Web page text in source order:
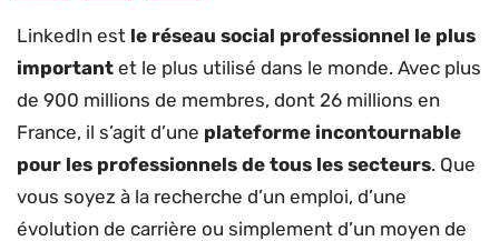
LinkedIn est le réseau social professionnel le plus
important et le plus utilisé dans le monde. Avec plus
de 900 millions de membres, dont 26 millions en
France, il s’agit d’une plateforme incontournable
pour les professionnels de tous les secteurs. Que
vous soyez à la recherche d’un emploi, d’une
évolution de carrière ou simplement d’un moyen de